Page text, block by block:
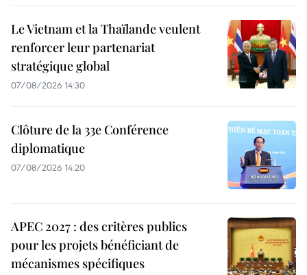
Le Vietnam et la Thaïlande veulent
renforcer leur partenariat
stratégique global
07/08/2026 14:30
Clôture de la 33e Conférence
diplomatique
07/08/2026 14:20
APEC 2027 : des critères publics
pour les projets bénéficiant de
mécanismes spécifiques